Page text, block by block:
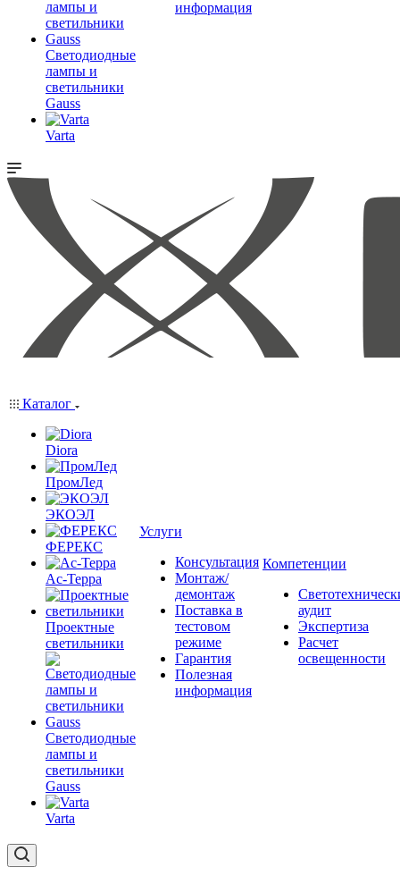
Светодиодные
лампы и
светильники
Gauss
Varta
информация
Каталог
Diora
ПромЛед
ЭКОЭЛ
ФЕРЕКС
Ас-Терра
Проектные
светильники
Светодиодные
лампы и
светильники
Gauss
Varta
Услуги
Консультация
Монтаж/
демонтаж
Поставка в
тестовом
режиме
Гарантия
Полезная
информация
Компетенции
аудит
Экспертиза
Расчет
освещенности